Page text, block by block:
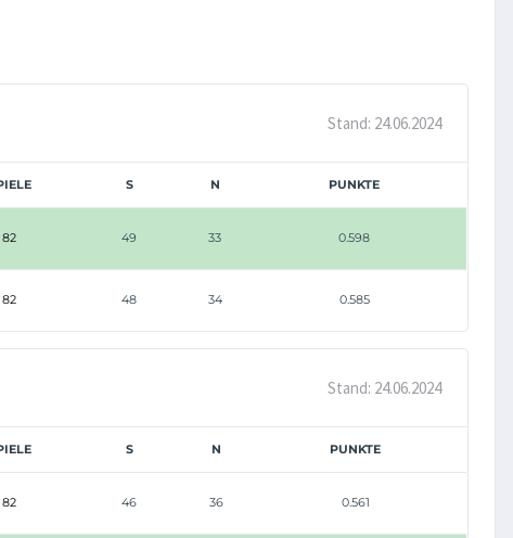
Stand: 24.06.2024
S N PUNKTE
82 49 33 0.598
82 48 34 0.585
Stand: 24.06.2024
S N PUNKTE
82 46 36 0.561